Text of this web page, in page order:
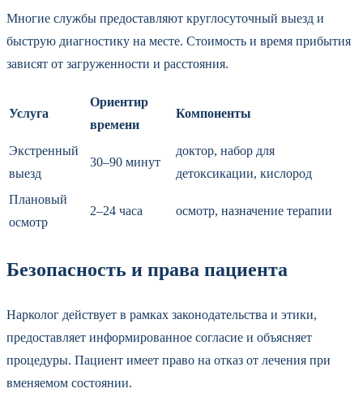
Многие службы предоставляют круглосуточный выезд и
быструю диагностику на месте. Стоимость и время прибытия
зависят от загруженности и расстояния.
Услуга
Ориентир
времени
Компоненты
Экстренный
выезд
30–90 минут
доктор, набор для
детоксикации, кислород
Плановый
осмотр
2–24 часа осмотр, назначение терапии
Безопасность и права пациента
Нарколог действует в рамках законодательства и этики,
предоставляет информированное согласие и объясняет
процедуры. Пациент имеет право на отказ от лечения при
вменяемом состоянии.